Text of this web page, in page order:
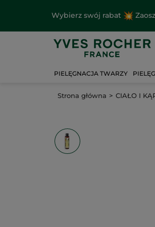
Wybierz swój rabat
PIELĘGNACJA TWARZY
Strona główna CIAŁO I